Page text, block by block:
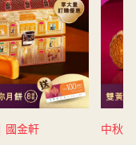
相關的細節。
員查詢或參閱
。**)
店查詢。
餐廳，並以電子郵件
。
改，實際可供應之菜
國金軒 中秋